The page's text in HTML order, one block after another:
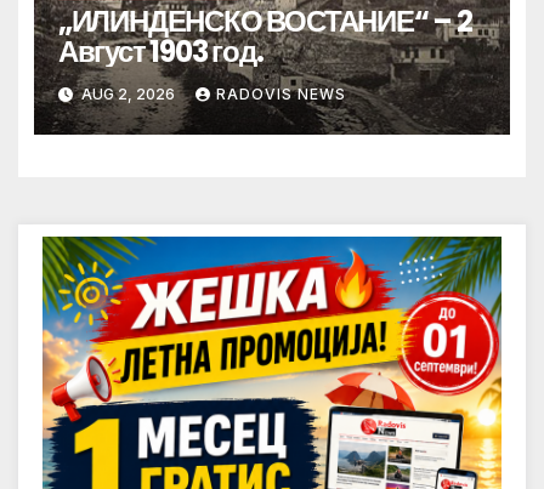
„ИЛИНДЕНСКО ВОСТАНИЕ“ – 2
Август 1903 год.
AUG 2, 2026 RADOVIS NEWS